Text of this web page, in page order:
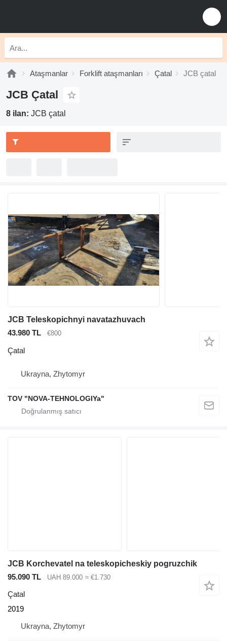
Ataşmanlar Forklift ataşmanları Çatal JCB çatal
JCB Çatal
8 ilan: JCB çatal
JCB Teleskopichnyi navatazhuvach
43.980 TL
€800
Çatal
Ukrayna, Zhytomyr
TOV "NOVA-TEHNOLOGIYa"
JCB Korchevatel na teleskopicheskiy pogruzchik
95.090 TL
UAH 89.000 ≈ €1.730
Çatal
2019
Ukrayna, Zhytomyr